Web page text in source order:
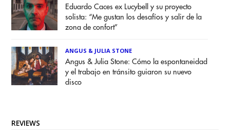
Eduardo Caces ex Lucybell y su proyecto
solista: “Me gustan los desafíos y salir de la
zona de confort”
ANGUS & JULIA STONE
Angus & Julia Stone: Cómo la espontaneidad
y el trabajo en tránsito guiaron su nuevo
disco
REVIEWS